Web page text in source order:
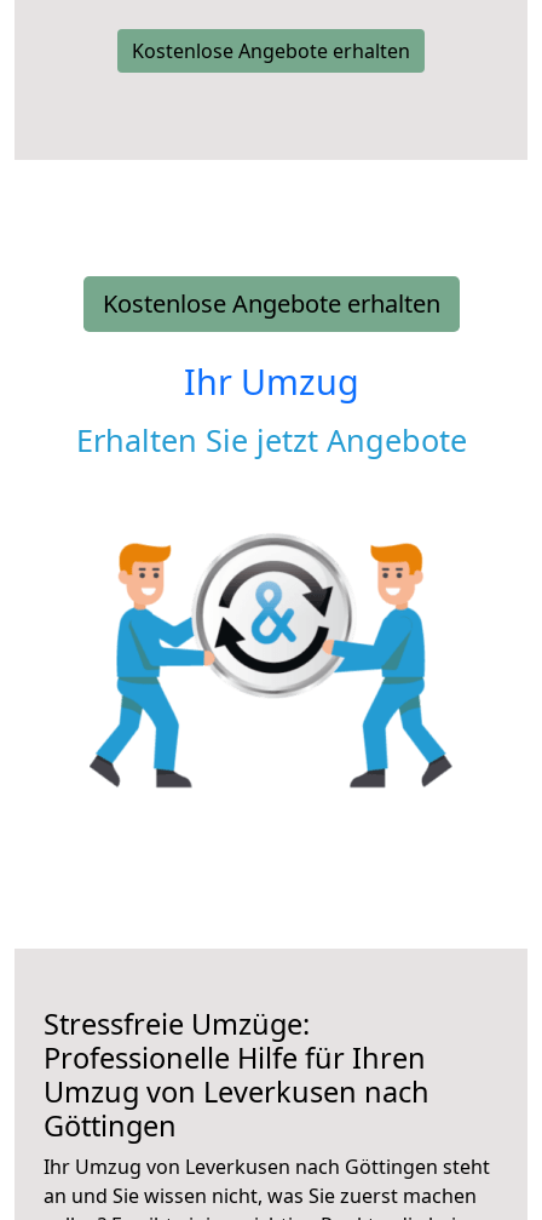
Kostenlose Angebote erhalten
Kostenlose Angebote erhalten
Ihr Umzug
Erhalten Sie jetzt Angebote
Stressfreie Umzüge:
Professionelle Hilfe für Ihren
Umzug von Leverkusen nach
Göttingen
Ihr Umzug von Leverkusen nach Göttingen steht
an und Sie wissen nicht, was Sie zuerst machen